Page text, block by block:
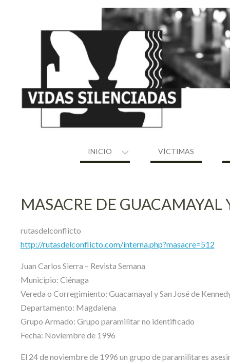
INICIO VÍCTIMAS
MASACRE DE GUACAMAYAL
rutasdelconflicto
http://rutasdelconflicto.com/interna.php?masacre=512
Juan Carlos Sierra – Revista Semana
Municipio: Ciénaga
Vereda o Corregimiento: Guacamayal y San José de
Departamento: Magdalena
Grupo Armado: Grupo paramilitar no identificado
Fecha: Noviembre de 1996
El 24 de noviembre de 1996 un grupo de paramilitares